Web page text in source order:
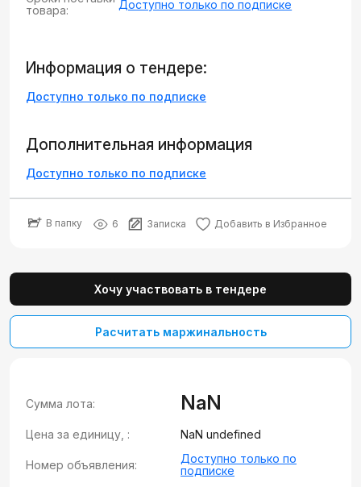
товара:
Доступно только по подписке
Информация о тендере:
Доступно только по подписке
Дополнительная информация
Доступно только по подписке
В папку 6 Записка Добавить в Избранное
Хочу участвовать в тендере
Расчитать маржинальность
Сумма лота: NaN
Цена за единицу, : NaN undefined
Номер объявления:
Доступно только по
подписке